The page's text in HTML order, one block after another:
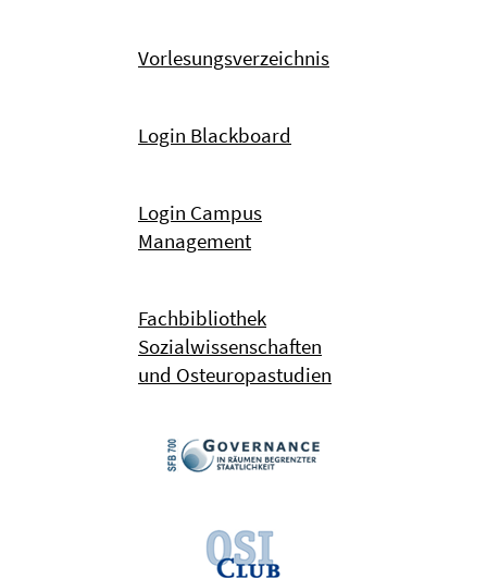
Vorlesungsverzeichnis
Login Blackboard
Login Campus
Management
Fachbibliothek
Sozialwissenschaften
und Osteuropastudien